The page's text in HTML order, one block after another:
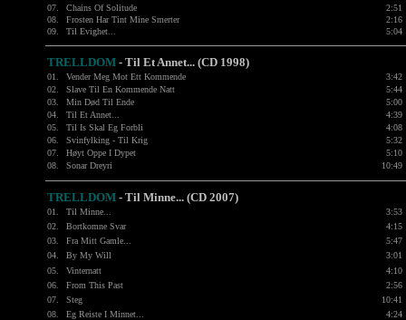
07.
Chains Of Solitude
2:51
08.
Frosten Har Tint Mine Smerter
2:16
09.
Til Evighet... 5:04
TRELLDOM - Til Et Annet... (CD 1998)
01. Vender Meg Mot Ett Kommende
3:42
02.
Slave Til En Kommende Natt
5:44
03.
Min Død Til Ende
5:00
04.
Til Et Annet...
4:39
05.
Til Is Skal Eg Forbli
4:08
06.
Svinfylking - Til Krig
5:32
07.
Høyt Oppe I Dypet
5:10
08.
Sonar Dreyri 10:49
TRELLDOM - Til Minne... (CD 2007)
01. Til Minne...
3:53
02.
Bortkomne Svar
4:15
03.
Fra Mitt Gamle...
5:47
04.
By My Will
3:01
05.
Vinternatt
4:10
06.
From This Past
2:56
07.
Steg
10:41
08.
Eg Reiste I Minnet... 4:24